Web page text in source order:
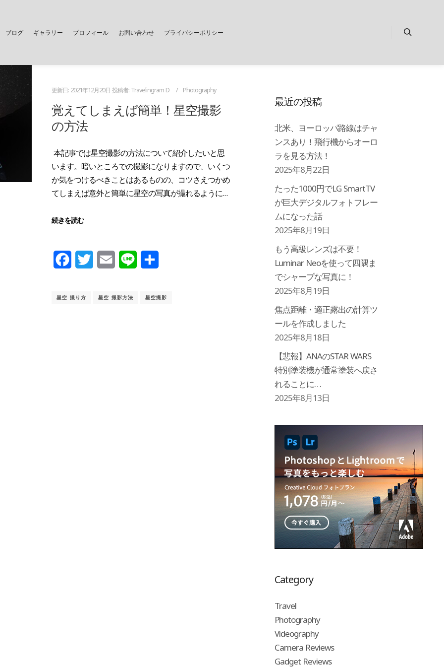
ブログ ギャラリー プロフィール お問い合わせ プライバシーポリシー
更新日: 2021年12月20日 投稿者: Travelingram D Photography
覚えてしまえば簡単！星空撮影
の方法
本記事では星空撮影の方法について紹介したいと思
います。暗いところでの撮影になりますので、いくつ
か気をつけるべきことはあるものの、コツさえつかめ
てしまえば意外と簡単に星空の写真が撮れるように…
続きを読む
FacebookTwitter Email Line
星空 撮り方 星空 撮影方法 星空撮影
最近の投稿
北米、ヨーロッパ路線はチャ
ンスあり！飛行機からオーロ
ラを見る方法！
2025年8月22日
たった1000円でLG SmartTV
が巨大デジタルフォトフレー
ムになった話
2025年8月19日
もう高級レンズは不要！
Luminar Neoを使って四隅ま
でシャープな写真に！
2025年8月19日
焦点距離・適正露出の計算ツ
ールを作成しました
2025年8月18日
【悲報】ANAのSTAR WARS
特別塗装機が通常塗装へ戻さ
れることに…
2025年8月13日
Category
Travel
Photography
Videography
Camera Reviews
Gadget Reviews